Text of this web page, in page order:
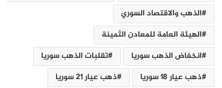
الذهب والاقتصاد ‏السوري
الهيئة العامة ‏للمعادن الثمينة
انخفاض الذهب سوريا
تقلبات الذهب سوريا
ذهب عيار 18 سوريا
ذهب عيار 21 سوريا